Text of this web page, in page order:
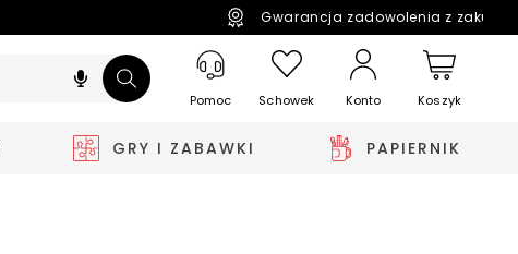
Gwarancja zadowolenia z
Pomoc Schowek Konto Koszyk
GRY I ZABAWKI PAPIERNIK